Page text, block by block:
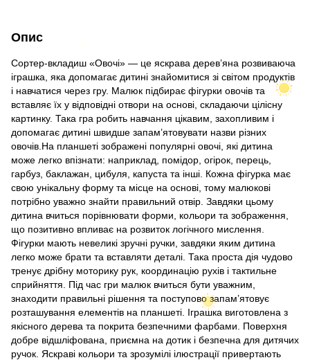
Опис
Сортер-вкладиш «Овочі» — це яскрава дерев’яна розвиваюча
іграшка, яка допомагає дитині знайомитися зі світом продуктів
і навчатися через гру. Малюк підбирає фігурки овочів та
вставляє їх у відповідні отвори на основі, складаючи цілісну
картинку. Така гра робить навчання цікавим, захопливим і
допомагає дитині швидше запам’ятовувати назви різних
овочів.На планшеті зображені популярні овочі, які дитина
може легко впізнати: наприклад, помідор, огірок, перець,
гарбуз, баклажан, цибуля, капуста та інші. Кожна фігурка має
свою унікальну форму та місце на основі, тому малюкові
потрібно уважно знайти правильний отвір. Завдяки цьому
дитина вчиться порівнювати форми, кольори та зображення,
що позитивно впливає на розвиток логічного мислення.
Фігурки мають невеликі зручні ручки, завдяки яким дитина
легко може брати та вставляти деталі. Така проста дія чудово
тренує дрібну моторику рук, координацію рухів і тактильне
сприйняття. Під час гри малюк вчиться бути уважним,
знаходити правильні рішення та поступово запам’ятовує
розташування елементів на планшеті. Іграшка виготовлена з
якісного дерева та покрита безпечними фарбами. Поверхня
добре відшліфована, приємна на дотик і безпечна для дитячих
ручок. Яскраві кольори та зрозумілі ілюстрації привертають